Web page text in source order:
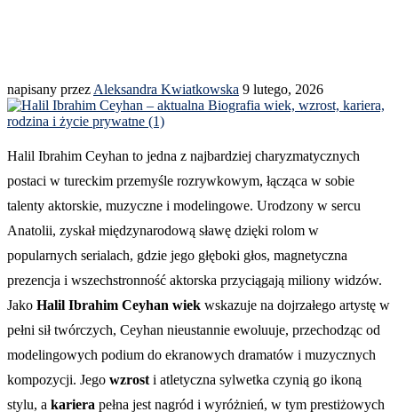
napisany przez Aleksandra Kwiatkowska 9 lutego, 2026
Halil Ibrahim Ceyhan to jedna z najbardziej charyzmatycznych
postaci w tureckim przemyśle rozrywkowym, łącząca w sobie
talenty aktorskie, muzyczne i modelingowe. Urodzony w sercu
Anatolii, zyskał międzynarodową sławę dzięki rolom w
popularnych serialach, gdzie jego głęboki głos, magnetyczna
prezencja i wszechstronność aktorska przyciągają miliony widzów.
Jako Halil Ibrahim Ceyhan wiek wskazuje na dojrzałego artystę w
pełni sił twórczych, Ceyhan nieustannie ewoluuje, przechodząc od
modelingowych podium do ekranowych dramatów i muzycznych
kompozycji. Jego wzrost i atletyczna sylwetka czynią go ikoną
stylu, a kariera pełna jest nagród i wyróżnień, w tym prestiżowych